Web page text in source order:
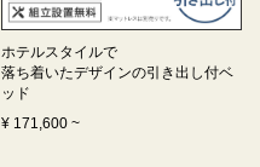
ホテルスタイルで
落ち着いたデザインの引き出し付ベ
ッド
¥ 171,600 ~